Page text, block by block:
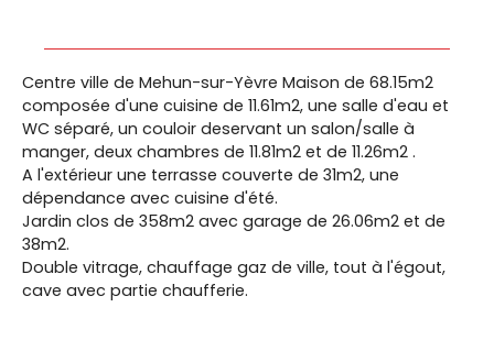
Centre ville de Mehun-sur-Yèvre Maison de 68.15m2
composée d'une cuisine de 11.61m2, une salle d'eau et
WC séparé, un couloir deservant un salon/salle à
manger, deux chambres de 11.81m2 et de 11.26m2 .
A l'extérieur une terrasse couverte de 31m2, une
dépendance avec cuisine d'été.
Jardin clos de 358m2 avec garage de 26.06m2 et de
38m2.
Double vitrage, chauffage gaz de ville, tout à l'égout,
cave avec partie chaufferie.